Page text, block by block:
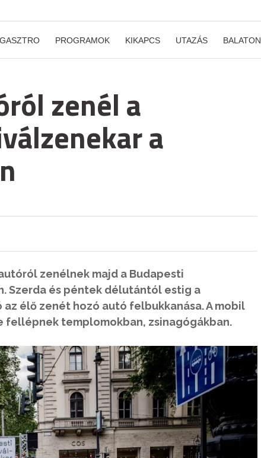
GASZTRO PROGRAMOK KIKAPCS UTAZÁS BALATON
zenél a
a
zenélnek majd a Budapesti
Szerda és péntek délutántól estig a
élő zenét hozó autó felbukkanása. A mobil
templomokban, zsinagógákban.